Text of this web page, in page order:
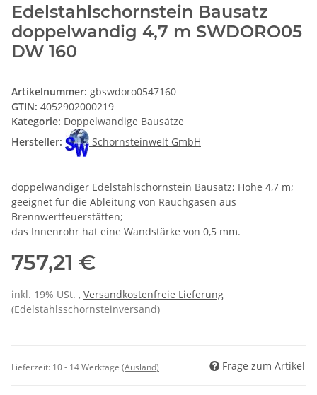
Edelstahlschornstein Bausatz
doppelwandig 4,7 m SWDORO05
DW 160
Artikelnummer: gbswdoro0547160
GTIN: 4052902000219
Kategorie: Doppelwandige Bausätze
Hersteller:
Schornsteinwelt GmbH
doppelwandiger Edelstahlschornstein Bausatz; Höhe 4,7 m;
geeignet für die Ableitung von Rauchgasen aus
Brennwertfeuerstätten;
das Innenrohr hat eine Wandstärke von 0,5 mm.
757,21 €
inkl. 19% USt. , Versandkostenfreie Lieferung
(Edelstahlsschornsteinversand)
Lieferzeit: 10 - 14 Werktage (Ausland) Frage zum Artikel